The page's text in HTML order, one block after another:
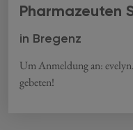
Pharmazeuten
in Bregenz
Um Anmeldung an:
gebeten!